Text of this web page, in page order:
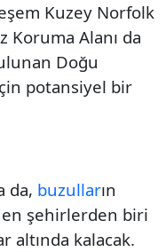
Kuzey Norfolk
Koruma Alanı da
Doğu
potansiyel bir
da, buzulların
şehirlerden biri
altında kalacak.